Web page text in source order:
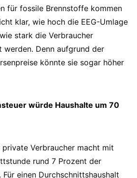
für fossile Brennstoffe kommen
klar, wie hoch die EEG-Umlage
stark die Verbraucher
Denn aufgrund der
könnte sie sogar höher
würde Haushalte um 70
Verbraucher macht mit
rund 7 Prozent der
einen Durchschnittshaushalt